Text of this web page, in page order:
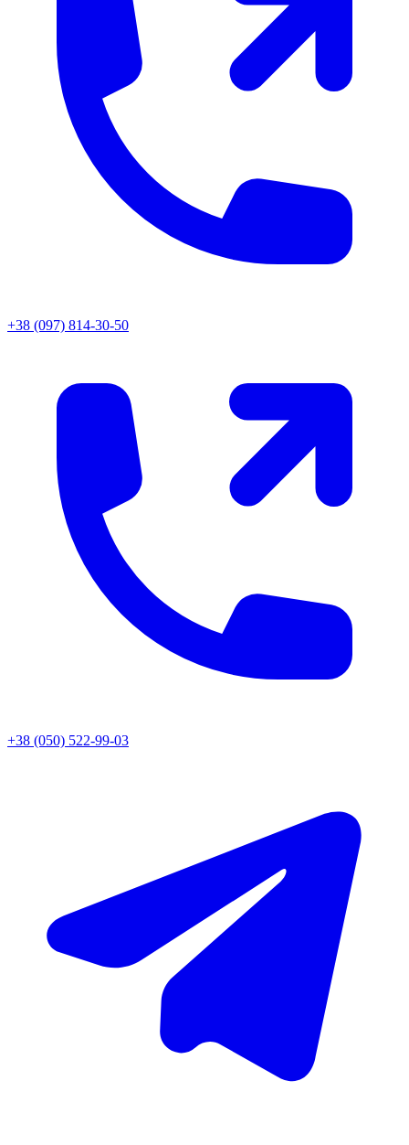
+38 (097) 814-30-50
+38 (050) 522-99-03